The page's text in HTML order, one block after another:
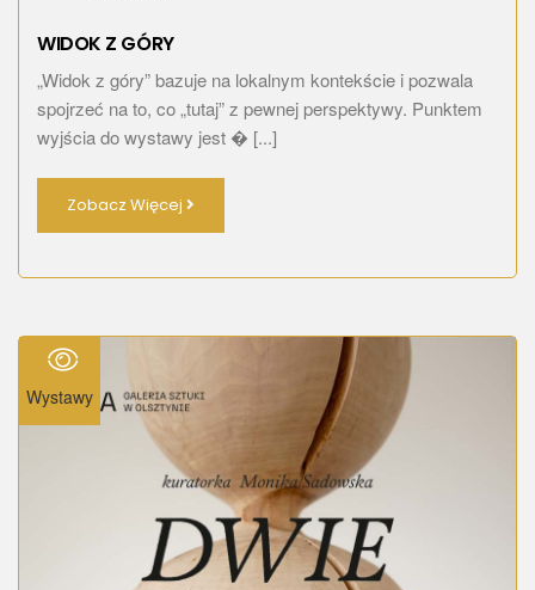
WIDOK Z GÓRY
„Widok z góry” bazuje na lokalnym kontekście i pozwala
spojrzeć na to, co „tutaj” z pewnej perspektywy. Punktem
wyjścia do wystawy jest � [...]
Zobacz Więcej
Wystawy